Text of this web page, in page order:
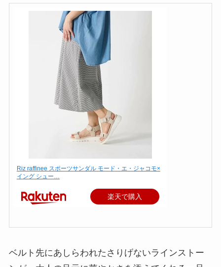
Riz raffinee スポーツサンダル モード・エ・ジャコモ×
イング シュー…
楽天で購入
ベルト先にあしらわれたさりげないラインストー